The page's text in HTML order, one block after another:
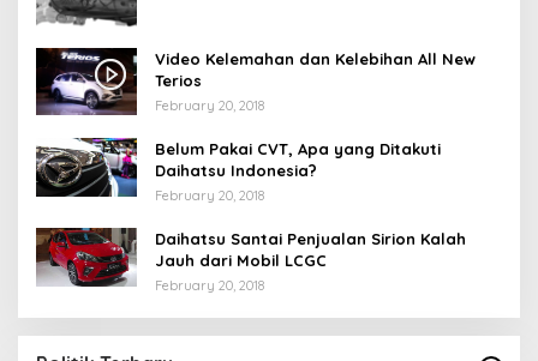
Video Kelemahan dan Kelebihan All New
Terios
February 20, 2018
Belum Pakai CVT, Apa yang Ditakuti
Daihatsu Indonesia?
February 20, 2018
Daihatsu Santai Penjualan Sirion Kalah
Jauh dari Mobil LCGC
February 20, 2018